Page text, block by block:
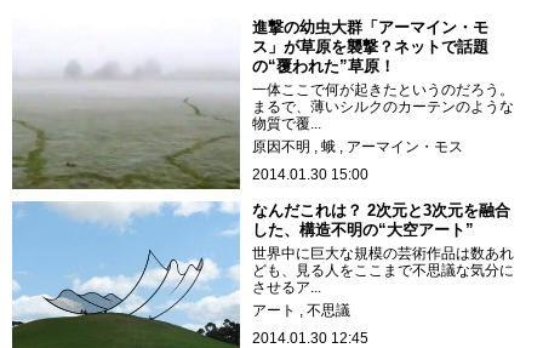
進撃の幼虫大群「アーマイン・モ
ス」が草原を襲撃？ネットで話題
の“覆われた”草原！
一体ここで何が起きたというのだろう。
まるで、薄いシルクのカーテンのような
物質で覆...
原因不明
蛾
アーマイン・モス
2014.01.30 15:00
なんだこれは？ 2次元と3次元を融合
した、構造不明の“大空アート”
世界中に巨大な規模の芸術作品は数あれ
ども、見る人をここまで不思議な気分に
させるア...
アート
不思議
2014.01.30 12:45